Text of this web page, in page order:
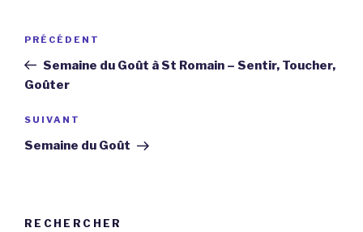
Navigation
l’article
Article
précédent
PRÉCÉDENT
Semaine du Goût à St Romain – Sentir, Toucher,
Goûter
Article
suivant
SUIVANT
Semaine du Goût
RECHERCHER